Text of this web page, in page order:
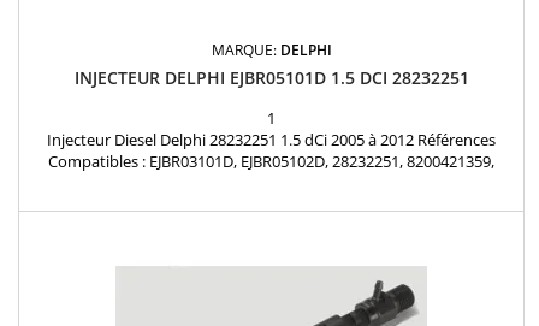
MARQUE: DELPHI
INJECTEUR DELPHI EJBR05101D 1.5 DCI 28232251
1
Injecteur Diesel Delphi 28232251 1.5 dCi 2005 à 2012 Références
Compatibles : EJBR03101D, EJBR05102D, 28232251, 8200421359,